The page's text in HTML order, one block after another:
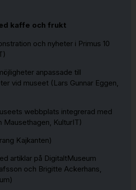
kaffe och frukt
och nyheter i Primus 10
anpassade till
vid museet (Lars Gunnar Eggen,
webbplats integrerad med
Mausethagen, KulturIT)
Kajkanten)
artiklar på DigitaltMuseum
och Brigitte Ackerhans,